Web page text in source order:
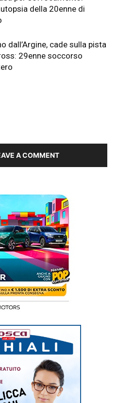
della 20enne di
dall’Argine, cade sulla pista
29enne soccorso
A COMMENT